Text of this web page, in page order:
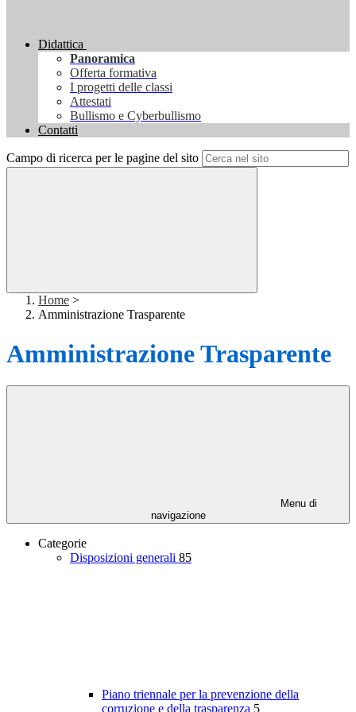
Didattica
Panoramica
Offerta formativa
I progetti delle classi
Attestati
Bullismo e Cyberbullismo
Contatti
Campo di ricerca per le pagine del sito
Home >
Amministrazione Trasparente
Amministrazione Trasparente
Menu di
navigazione
Categorie
Disposizioni generali 85
Piano triennale per la prevenzione della
corruzione e della trasparenza 5